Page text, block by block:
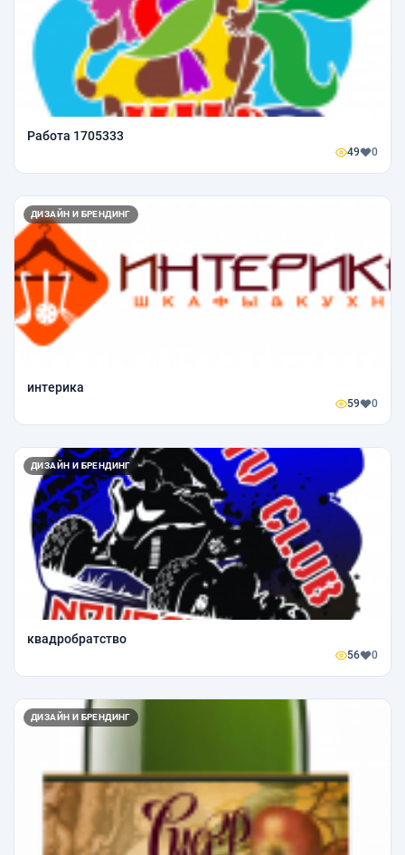
Работа 1705333
49 0
ДИЗАЙН И БРЕНДИНГ
интерика
59 0
ДИЗАЙН И БРЕНДИНГ
квадробратство
56 0
ДИЗАЙН И БРЕНДИНГ